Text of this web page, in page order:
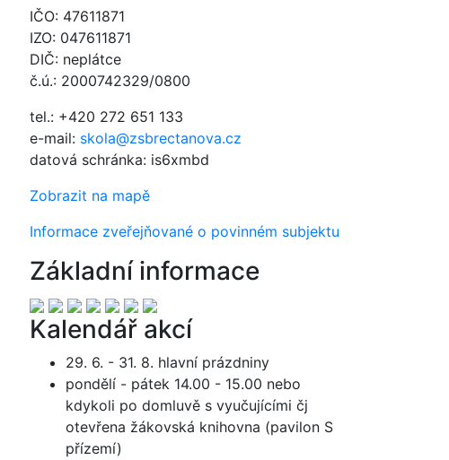
IČO: 47611871
IZO: 047611871
DIČ: neplátce
č.ú.: 2000742329/0800
tel.: +420 272 651 133
e-mail: skola@zsbrectanova.cz
datová schránka: is6xmbd
Zobrazit na mapě
Informace zveřejňované o povinném subjektu
Základní informace
Kalendář akcí
29. 6. - 31. 8. hlavní prázdniny
pondělí - pátek 14.00 - 15.00 nebo
kdykoli po domluvě s vyučujícími čj
otevřena žákovská knihovna (pavilon S
přízemí)